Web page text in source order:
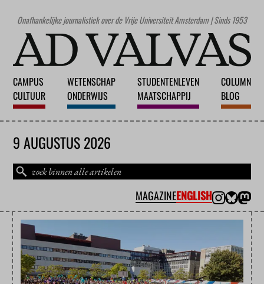
Onafhankelijke journalistiek over de Vrije Universiteit Amsterdam | Sinds 1953
CAMPUS
CULTUUR
WETENSCHAP
ONDERWIJS
STUDENTENLEVEN
MAATSCHAPPIJ
COLUMN
BLOG
9 AUGUSTUS 2026
MAGAZINEENGLISH